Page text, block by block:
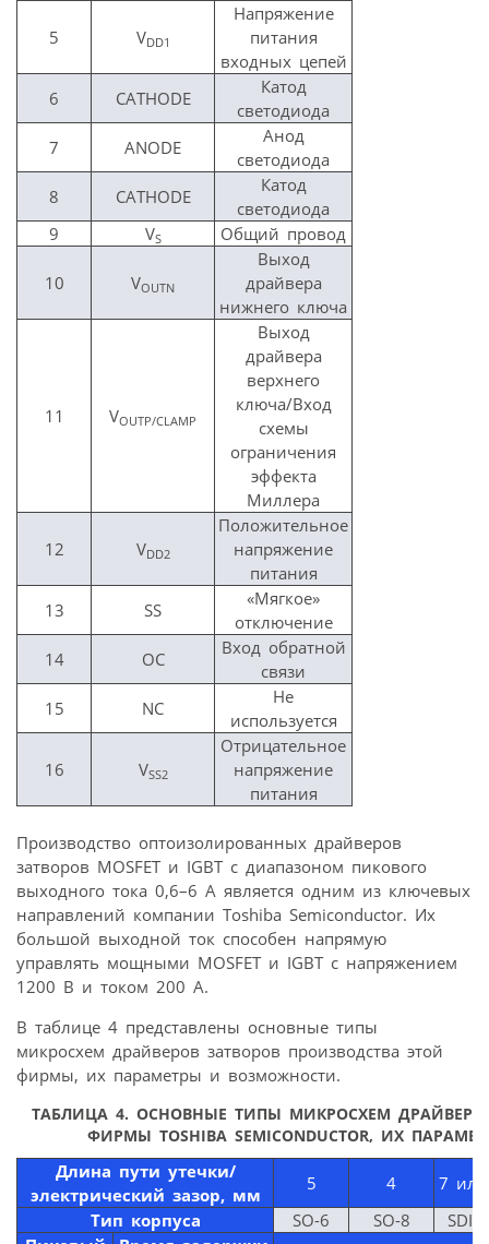
5 VDD1
Напряжение
питания
входных цепей
6
CATHODE
Катод
светодиода
7
ANODE
Анод
светодиода
8
CATHODE
Катод
светодиода
9
VS Общий провод
10 VOUTN
Выход
драйвера
нижнего ключа
11 VOUTP/CLAMP
Выход
драйвера
верхнего
ключа/Вход
схемы
ограничения
эффекта
Миллера
12 VDD2
Положительное
напряжение
питания
13
SS
«Мягкое»
отключение
14
OC
Вход обратной
связи
15
NC
Не
используется
16 VSS2
Отрицательное
напряжение
питания
Производство оптоизолированных драйверов
затворов MOSFET и IGBT с диапазоном пикового
выходного тока 0,6–6 А является одним из ключевых
направлений компании Toshiba Semiconductor. Их
большой выходной ток способен напрямую
управлять мощными MOSFET и IGBT с напряжением
1200 В и током 200 А.
В таблице 4 представлены основные типы
микросхем драйверов затворов производства этой
фирмы, их параметры и возможности.
ТАБЛИЦА 4. ОСНОВНЫЕ ТИПЫ МИКРОСХЕМ
ФИРМЫ TOSHIBA SEMICONDUCTOR, ИХ
Длина пути утечки/
электрический зазор, мм
5 4
7
Тип корпуса
SO-6 SO-8